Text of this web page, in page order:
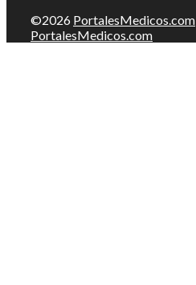
©2026 PortalesMedicos.com
PortalesMedicos.com